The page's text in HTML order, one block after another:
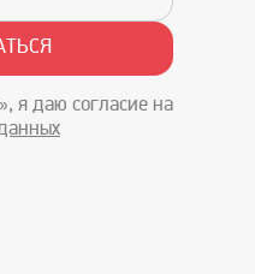
я даю согласие на